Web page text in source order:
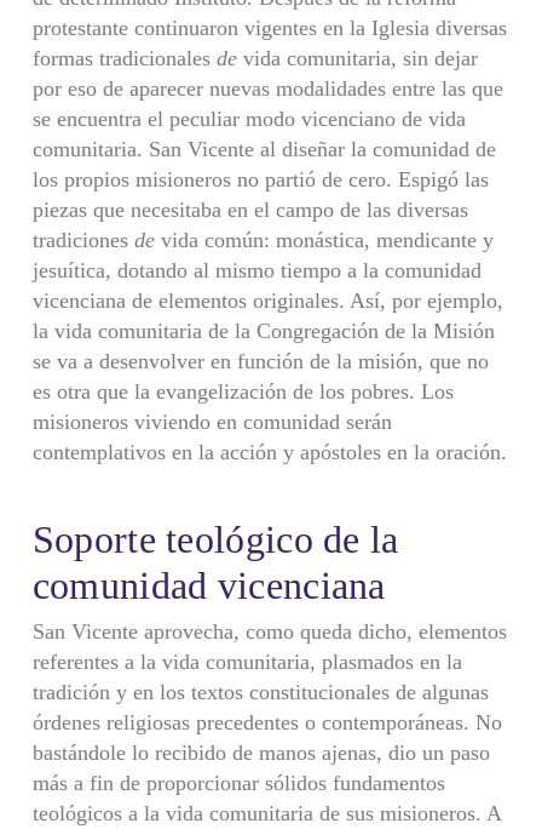
protestante continuaron vigentes en la Iglesia diversas
formas tradicionales de vida comunitaria, sin dejar
por eso de aparecer nuevas modalidades entre las que
se encuentra el peculiar modo vicenciano de vida
comunitaria. San Vicente al diseñar la comunidad de
los propios misioneros no partió de cero. Espigó las
piezas que necesitaba en el campo de las diversas
tradiciones de vida común: monástica, mendicante y
jesuítica, dotando al mismo tiempo a la comunidad
vicenciana de elementos originales. Así, por ejemplo,
la vida comunitaria de la Congregación de la Misión
se va a desenvolver en función de la misión, que no
es otra que la evangelización de los pobres. Los
misioneros viviendo en comunidad serán
contemplativos en la acción y apóstoles en la oración.
Soporte teológico de la
comunidad vicenciana
San Vicente aprovecha, como queda dicho, elementos
referentes a la vida comunitaria, plasmados en la
tradición y en los textos constitucionales de algunas
órdenes religiosas precedentes o contemporáneas. No
bastándole lo recibido de manos ajenas, dio un paso
más a fin de proporcionar sólidos fundamentos
teológicos a la vida comunitaria de sus misioneros. A